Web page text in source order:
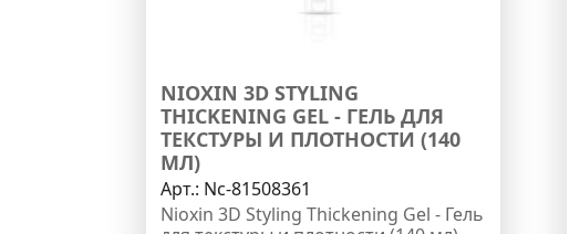
NIOXIN 3D STYLING
THICKENING GEL - ГЕЛЬ ДЛЯ
ТЕКСТУРЫ И ПЛОТНОСТИ (140
МЛ)
Арт.: Nc-81508361
Nioxin 3D Styling Thickening Gel - Гель